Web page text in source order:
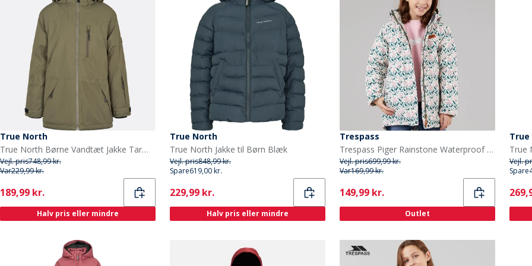
True North
True North Børne Vandtæt Jakke Tarmac
Vejl. pris748,99 kr.
Var229,99 kr.
Current
189,99 kr.
Halv pris eller mindre
True North
True North Jakke til Børn Blæk
Vejl. pris848,99 kr.
Spare619,00 kr.
Current
229,99 kr.
Halv pris eller mindre
Trespass
Trespass Piger Rainstone Waterproof Præstation/Teknisk Flerfarvet
Vejl. pris699,99 kr.
Var169,99 kr.
Current
149,99 kr.
Outlet
Vejl.
Spare